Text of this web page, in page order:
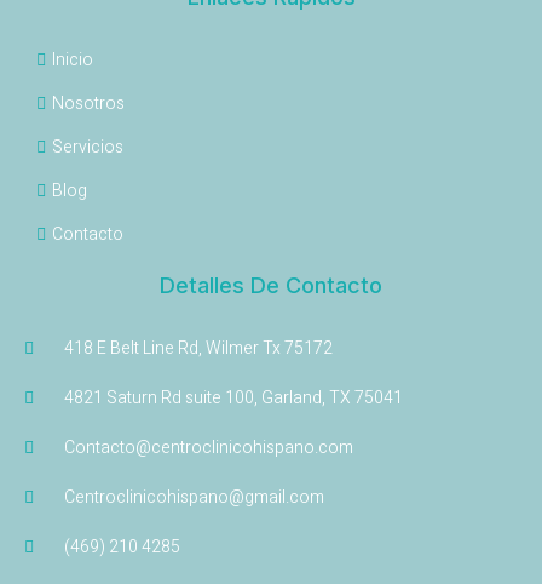
Inicio
Nosotros
Servicios
Blog
Contacto
Detalles De Contacto
418 E Belt Line Rd, Wilmer Tx 75172
4821 Saturn Rd suite 100, Garland, TX 75041
Contacto@centroclinicohispano.com
Centroclinicohispano@gmail.com
(469) 210 4285